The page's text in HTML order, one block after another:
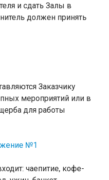
и сдать Залы в
должен принять
Заказчику
мероприятий или в
для работы
№1
чаепитие, кофе-